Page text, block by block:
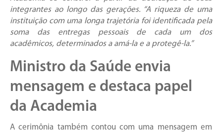
integrantes ao longo das gerações. “A riqueza de uma
instituição com uma longa trajetória foi identificada pela
soma das entregas pessoais de cada um dos
acadêmicos, determinados a amá-la e a protegê-la.”
Ministro da Saúde envia
mensagem e destaca papel
da Academia
A cerimônia também contou com uma mensagem em